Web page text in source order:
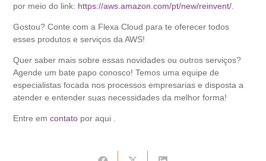
por meio do link: https://aws.amazon.com/pt/new/reinvent/.
Gostou? Conte com a Flexa Cloud para te oferecer todos
esses produtos e serviços da AWS!
Quer saber mais sobre essas novidades ou outros serviços?
Agende um bate papo conosco! Temos uma equipe de
especialistas focada nos processos empresarias e disposta a
atender e entender suas necessidades da melhor forma!
Entre emcontato por aqui .